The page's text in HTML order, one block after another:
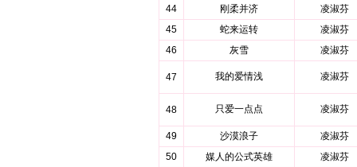
44
刚柔并济
凌淑芬
45
蛇来运转
凌淑芬
46
灰雪 凌淑芬
47 我的爱情浅 凌淑芬
48 只爱一点点 凌淑芬
49 沙漠浪子
凌淑芬
50
媒人的公式英雄 凌淑芬